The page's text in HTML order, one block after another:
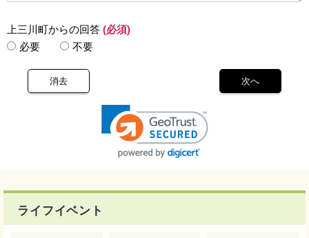
上三川町からの回答 (必須)
必要
不要
ライフイベント